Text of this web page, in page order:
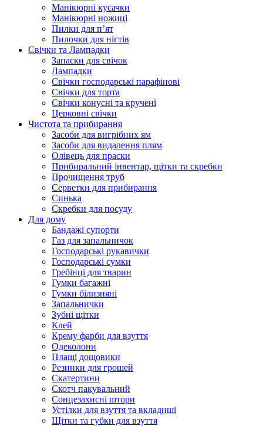
Манікюрні кусачки
Манікюрні ножиці
Пилки для п’ят
Пилочки для нігтів
Свічки та Лампадки
Запаски для свічок
Лампадки
Свічки господарські парафінові
Свічки для торта
Свічки конусні та кручені
Церковні свічки
Чистота та прибирання
Засоби для вигрібних ям
Засоби для видалення плям
Олівець для праски
Прибиральний інвентар, щітки та скребки
Прочищення труб
Серветки для прибирання
Синька
Скребки для посуду
Для дому
Бандажі супорти
Газ для запальничок
Господарські рукавички
Господарські сумки
Гребінці для тварин
Гумки багажні
Гумки білизняні
Запальнички
Зубні щітки
Клей
Крему фарби для взуття
Одеколони
Плащі дощовики
Резинки для грошей
Скатертини
Скотч пакувальний
Сонцезахисні штори
Устілки для взуття та вкладиші
Щітки та губки для взуття